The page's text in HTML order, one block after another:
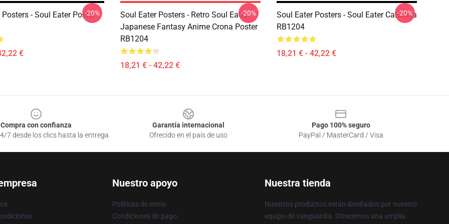
- Soul Eater Poster
€
-20%
Soul Eater Posters - Retro Soul Eater
Japanese Fantasy Anime Crona Poster
RB1204
18,21 € - 42,22 €
-20%
Soul Eater Posters - Soul Eater Cartelera
RB1204
18,21 € - 42,22 €
-20%
Compra con confianza
7 desde los clics hasta la entrega
Garantía internacional
Ofrecido en el país de uso
Pago 100% seguro
PayPal / MasterCard / Visa
Nuestro apoyo
Políticas de envío
Condiciones de pago
Nuestra tienda
Nuestros productos están diseñados por nuestro
equipo de vanguardia. Ofrecemos una amplia